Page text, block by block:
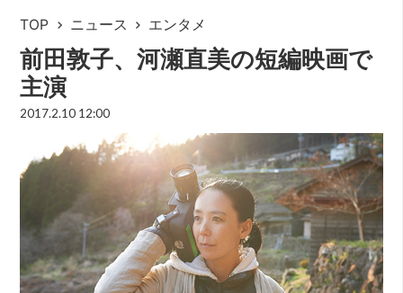
TOP ニュース エンタメ
前田敦子、河瀬直美の短編映画で
主演
2017.2.10 12:00